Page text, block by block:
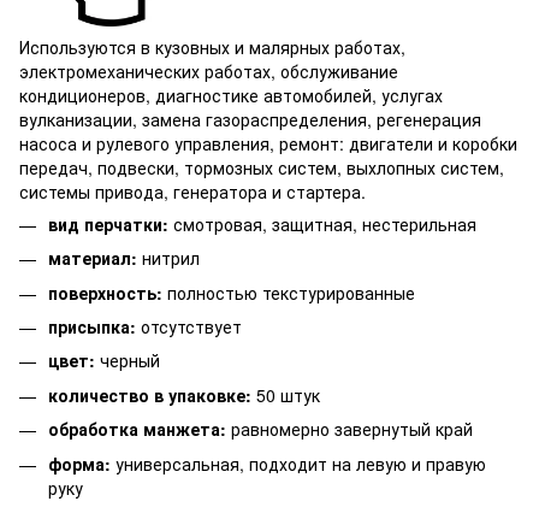
Используются в кузовных и малярных работах,
электромеханических работах, обслуживание
кондиционеров, диагностике автомобилей, услугах
вулканизации, замена газораспределения, регенерация
насоса и рулевого управления, ремонт: двигатели и коробки
передач, подвески, тормозных систем, выхлопных систем,
системы привода, генератора и стартера.
вид перчатки: смотровая, защитная, нестерильная
материал: нитрил
поверхность: полностью текстурированные
присыпка: отсутствует
цвет: черный
количество в упаковке: 50 штук
обработка манжета: равномерно завернутый край
форма: универсальная, подходит на левую и правую
руку